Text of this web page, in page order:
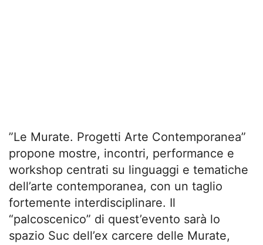
”Le Murate. Progetti Arte Contemporanea”
propone mostre, incontri, performance e
workshop centrati su linguaggi e tematiche
dell’arte contemporanea, con un taglio
fortemente interdisciplinare. Il
“palcoscenico” di quest’evento sarà lo
spazio Suc dell’ex carcere delle Murate,